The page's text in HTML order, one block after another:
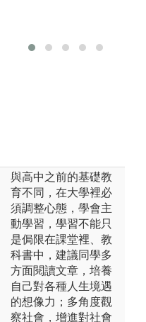
oogle Gemini
與高中之前的基礎教
育不同，在大學裡必
須調整心態，學會主
動學習，學習不能只
是侷限在課堂裡、教
科書中，建議同學多
方面閱讀文章，培養
自己對各種人生境遇
的想像力；多角度觀
察社會，增進對社會